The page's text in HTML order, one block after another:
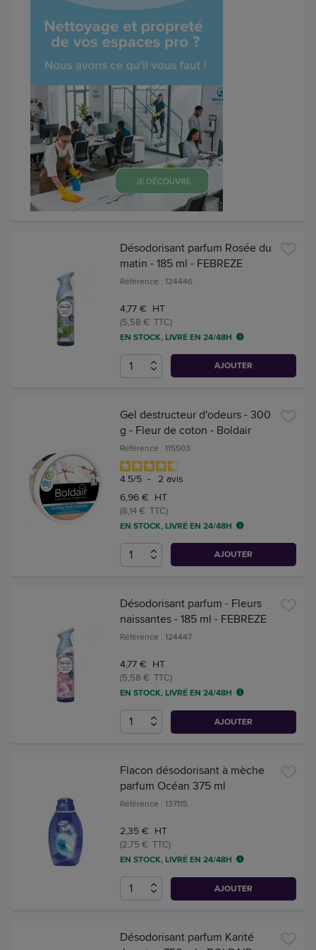
Désodorisant parfum Rosée du
matin - 185 ml - FEBREZE
Référence : 124446
4,77 € HT
(5,58 € TTC)
EN STOCK, LIVRÉ EN 24/48H
AJOUTER
Gel destructeur d'odeurs - 300
g - Fleur de coton - Boldair
Référence : 115503
4.5/5 - 2 avis
6,96 € HT
(8,14 € TTC)
EN STOCK, LIVRÉ EN 24/48H
AJOUTER
Désodorisant parfum - Fleurs
naissantes - 185 ml - FEBREZE
Référence : 124447
4,77 € HT
(5,58 € TTC)
EN STOCK, LIVRÉ EN 24/48H
AJOUTER
Flacon désodorisant à mèche
parfum Océan 375 ml
Référence : 137115
2,35 € HT
(2,75 € TTC)
EN STOCK, LIVRÉ EN 24/48H
AJOUTER
Désodorisant parfum Karité